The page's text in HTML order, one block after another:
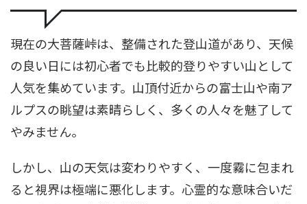
現在の大菩薩峠は、整備された登山道があり、天候
の良い日には初心者でも比較的登りやすい山として
人気を集めています。山頂付近からの富士山や南ア
ルプスの眺望は素晴らしく、多くの人々を魅了して
やみません。
しかし、山の天気は変わりやすく、一度霧に包まれ
ると視界は極端に悪化します。心霊的な意味合いだ